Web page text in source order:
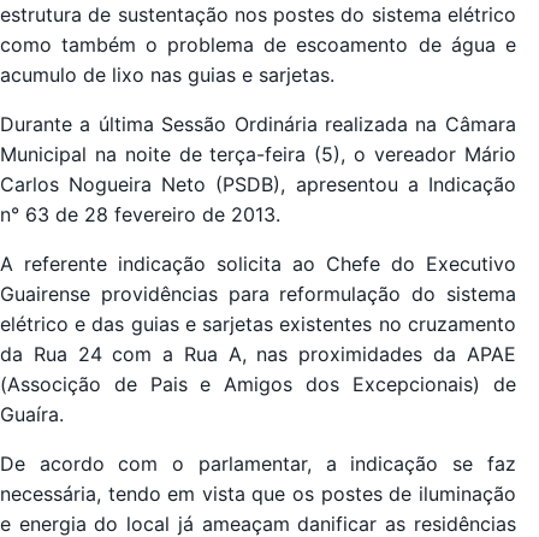
estrutura de sustentação nos postes do sistema elétrico
como também o problema de escoamento de água e
acumulo de lixo nas guias e sarjetas.
Durante a última Sessão Ordinária realizada na Câmara
Municipal na noite de terça-feira (5), o vereador Mário
Carlos Nogueira Neto (PSDB), apresentou a Indicação
n° 63 de 28 fevereiro de 2013.
A referente indicação solicita ao Chefe do Executivo
Guairense providências para reformulação do sistema
elétrico e das guias e sarjetas existentes no cruzamento
da Rua 24 com a Rua A, nas proximidades da APAE
(Associção de Pais e Amigos dos Excepcionais) de
Guaíra.
De acordo com o parlamentar, a indicação se faz
necessária, tendo em vista que os postes de iluminação
e energia do local já ameaçam danificar as residências